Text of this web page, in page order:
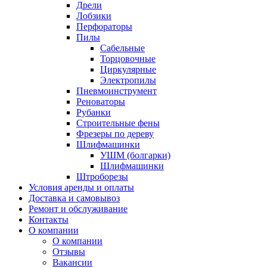
Дрели
Лобзики
Перфораторы
Пилы
Сабельные
Торцовочные
Циркулярные
Электропилы
Пневмоинструмент
Реноваторы
Рубанки
Строительные фены
Фрезеры по дереву
Шлифмашинки
УШМ (болгарки)
Шлифмашинки
Штроборезы
Условия аренды и оплаты
Доставка и самовывоз
Ремонт и обслуживание
Контакты
О компании
О компании
Отзывы
Вакансии